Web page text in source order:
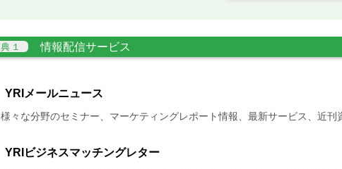
情報配信サービス
YRIメールニュース
様々な分野のセミナー、マーケティングレポート情報、最新サービス、近
YRIビジネスマッチングレター